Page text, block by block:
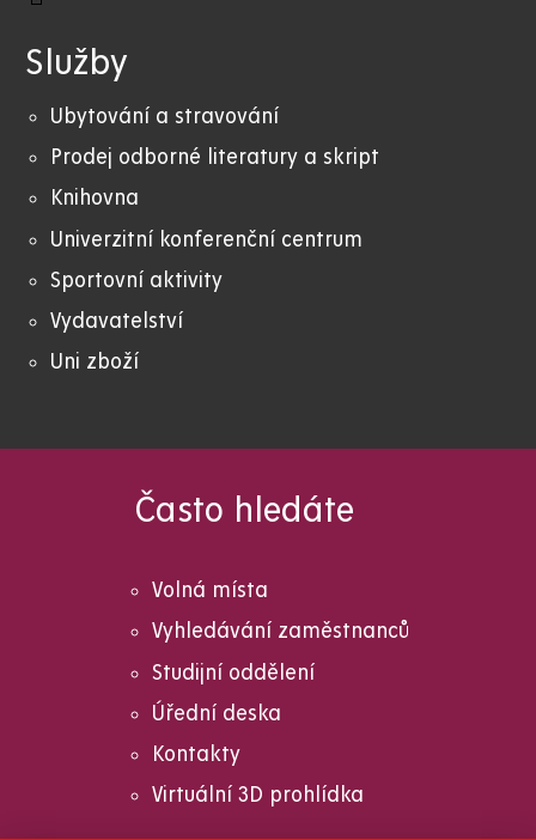
Služby
Ubytování a stravování
Prodej odborné literatury a skript
Knihovna
Univerzitní konferenční centrum
Sportovní aktivity
Vydavatelství
Uni zboží
Často hledáte
Volná místa
Vyhledávání zaměstnanců
Studijní oddělení
Úřední deska
Kontakty
Virtuální 3D prohlídka